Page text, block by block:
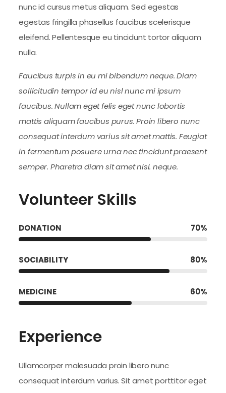
nunc id cursus metus aliquam. Sed egestas
egestas fringilla phasellus faucibus scelerisque
eleifend. Pellentesque eu tincidunt tortor aliquam
nulla.
Faucibus turpis in eu mi bibendum neque. Diam
sollicitudin tempor id eu nisl nunc mi ipsum
faucibus. Nullam eget felis eget nunc lobortis
mattis aliquam faucibus purus. Proin libero nunc
consequat interdum varius sit amet mattis. Feugiat
in fermentum posuere urna nec tincidunt praesent
semper. Pharetra diam sit amet nisl. neque.
Volunteer Skills
DONATION 70%
SOCIABILITY 80%
MEDICINE 60%
Experience
Ullamcorper malesuada proin libero nunc
consequat interdum varius. Sit amet porttitor eget